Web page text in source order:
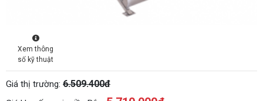
Xem thông
số kỹ thuật
Giá thị trường: 6.509.400đ